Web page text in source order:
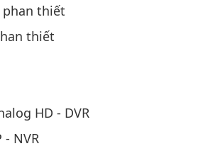
phan thiết
thiết
HD - DVR
NVR